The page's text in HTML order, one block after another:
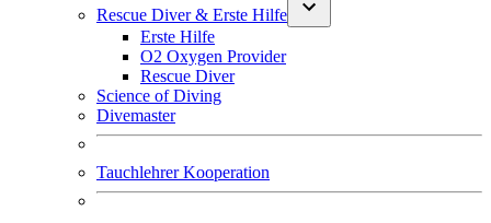
Rescue Diver & Erste Hilfe
Erste Hilfe
O2 Oxygen Provider
Rescue Diver
Science of Diving
Divemaster
Tauchlehrer Kooperation